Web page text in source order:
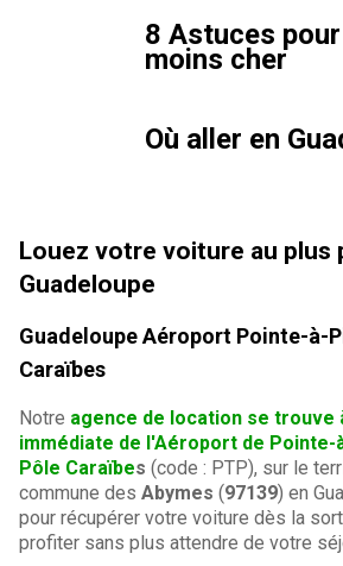
8 Astuces
moins cher
Où aller en
Louez votre voiture au plus
Guadeloupe
Guadeloupe Aéroport Pointe-à-
Caraïbes
Notre agence de location se trouve
immédiate de l'Aéroport de Pointe-
Pôle Caraïbes (code : PTP), sur le
commune des Abymes (97139) en
pour récupérer votre voiture dès la
profiter sans plus attendre de votre